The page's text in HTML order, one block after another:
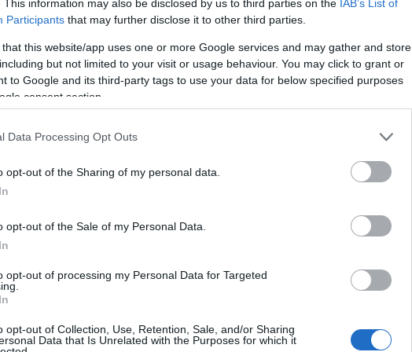
This information may also be disclosed by us to third parties on the IAB’s List of
Participants that may further disclose it to other third parties.
that this website/app uses one or more Google services and may gather and store
but not limited to your visit or usage behaviour. You may click to grant or
to Google and its third-party tags to use your data for below specified purposes
consent section.
Data Processing Opt Outs
opt-out of the Sharing of my personal data.
opt-out of the Sale of my Personal Data.
opt-out of processing my Personal Data for Targeted
opt-out of Collection, Use, Retention, Sale, and/or Sharing
Data that Is Unrelated with the Purposes for which it
ποζάρει μπροστά από τον
εγκυμοσύνη και το πλατύ της